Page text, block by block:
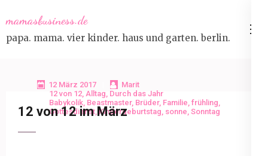
to
content
mamasbusiness.de
papa. mama. vier kinder. haus und garten. berlin.
12 März 2017
Marit
12 von 12, Alltag, Durch das Jahr
Babykolik, Beastmaster, Brüder, Familie, frühling,
Gottesdienst, Kindergeburtstag, sonne, Sonntag
12 von 12 im März